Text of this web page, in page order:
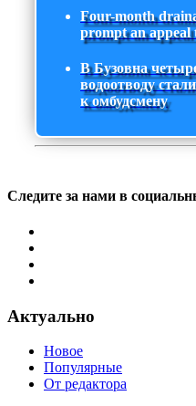
Four-month
prompt an appeal
В Бузовна
водоотводу
к омбудсмену
Следите за нами в
Актуально
Новое
Популярные
От редактора